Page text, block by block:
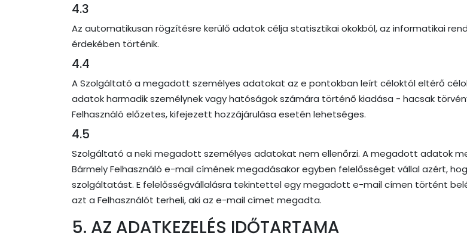
4.3
Az automatikusan rögzítésre kerülő adatok célja statisztikai okokból, az informatikai
érdekében történik.
4.4
A Szolgáltató a megadott személyes adatokat az e pontokban leírt céloktól eltérő
adatok harmadik személynek vagy hatóságok számára történő kiadása - hacsak
Felhasználó előzetes, kifejezett hozzájárulása esetén lehetséges.
4.5
Szolgáltató a neki megadott személyes adatokat nem ellenőrzi. A megadott adatok
Bármely Felhasználó e-mail címének megadásakor egyben felelősséget vállal azért,
szolgáltatást. E felelősségvállalásra tekintettel egy megadott e-mail címen történt
azt a Felhasználót terheli, aki az e-mail címet megadta.
5. AZ ADATKEZELÉS IDŐTARTAMA